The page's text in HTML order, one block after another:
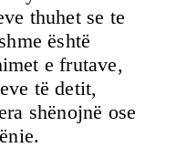
thuhet se te
është
e frutave,
të detit,
shënojnë ose